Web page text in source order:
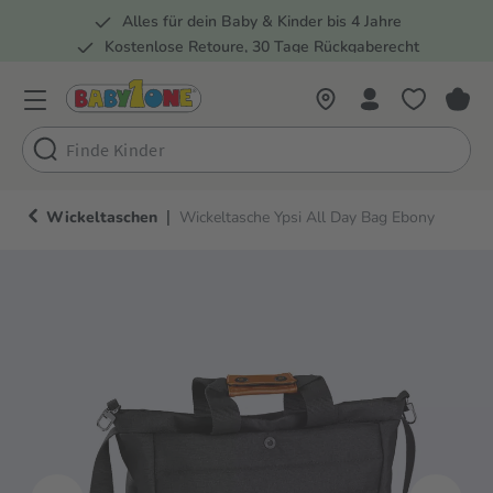
Zur Hauptnavigation springen
Alles für dein Baby & Kinder bis 4 Jahre
Kostenlose Retoure, 30 Tage Rückgaberecht
Wickeltaschen | Wickeltasche Ypsi All Day Bag Ebony